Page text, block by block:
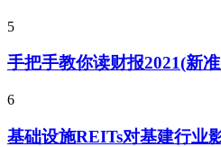
5
手把手教你读财报2021(新
6
基础设施REITs对基建行业